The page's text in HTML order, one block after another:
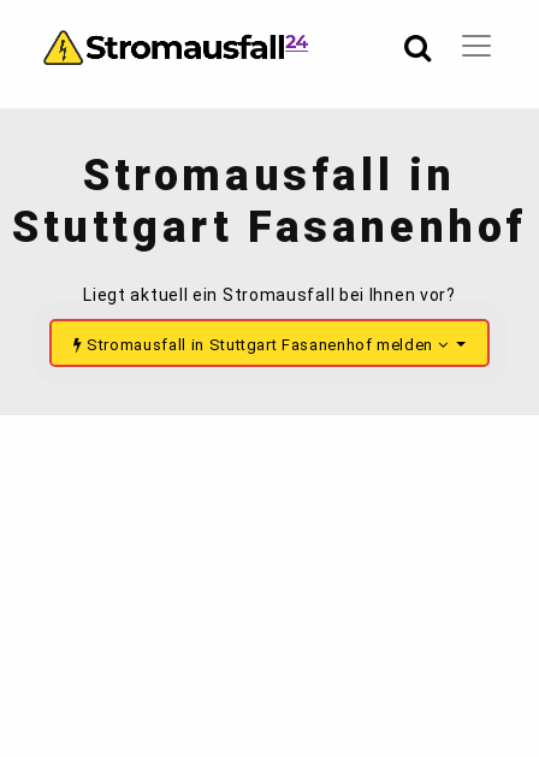
Stromausfall in
Stuttgart Fasanenhof
Liegt aktuell ein Stromausfall bei Ihnen vor?
Stromausfall in Stuttgart Fasanenhof melden